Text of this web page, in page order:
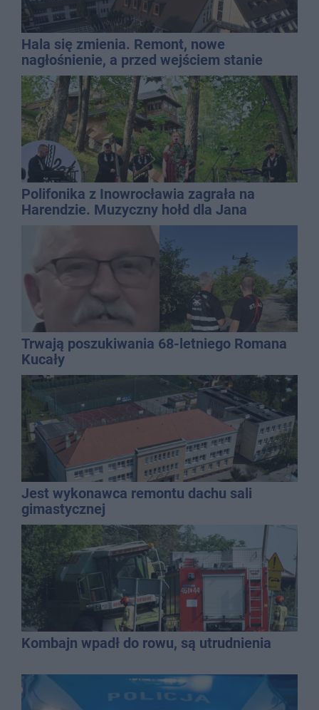
Hala się zmienia. Remont, nowe
nagłośnienie, a przed wejściem stanie
QEMETICA ARENA
Polifonika z Inowrocławia zagrała na
Harendzie. Muzyczny hołd dla Jana
Kasprowicza
Trwają poszukiwania 68-letniego Romana
Kucały
Jest wykonawca remontu dachu sali
gimastycznej
Kombajn wpadł do rowu, są utrudnienia